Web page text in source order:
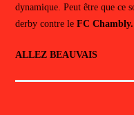
dynamique. Peut être que ce
derby contre le FC Chambly.
ALLEZ BEAUVAIS